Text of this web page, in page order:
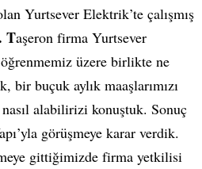
Yurtsever Elektrik’te çalışmış
Taşeron firma Yurtsever
üzere birlikte ne
bir buçuk aylık maaşlarımızı
nasıl alabilirizi konuştuk. Sonuç
görüşmeye karar verdik.
gittiğimizde firma yetkilisi